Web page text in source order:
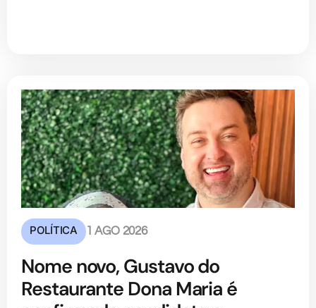
POLÍTICA 1 AGO 2026
Nome novo, Gustavo do
Restaurante Dona Maria é